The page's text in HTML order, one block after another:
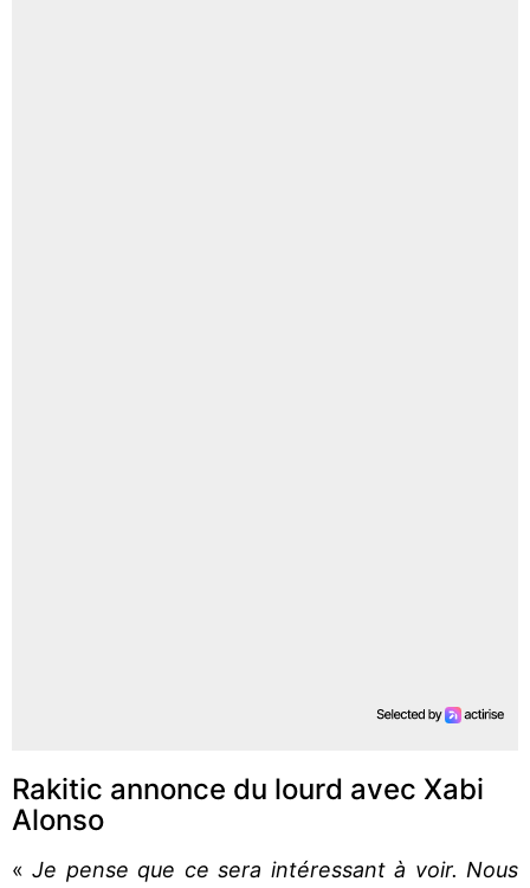
Rakitic annonce du lourd avec Xabi
Alonso
« Je pense que ce sera intéressant à voir. Nous